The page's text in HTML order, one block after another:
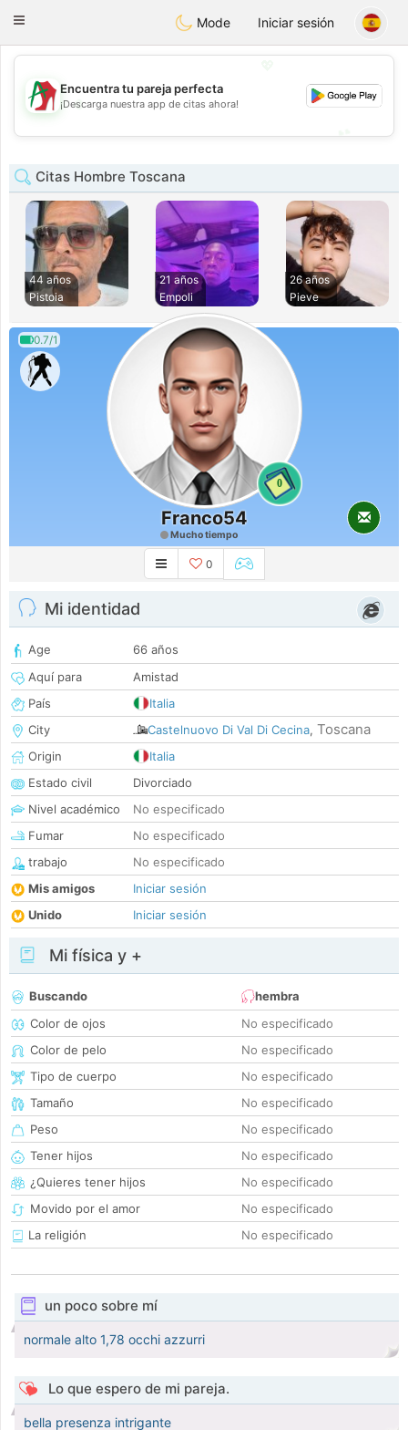
Amami Ora
Toggle
Mode Iniciar sesión
💖
💕
Encuentra tu pareja perfecta
¡Descarga nuestra app de citas ahora!
Citas Hombre Toscana
44 años
Pistoia
21 años
Empoli
26 años
Pieve
0.7/1
0
Franco54
Mucho tiempo
0
Mi identidad
Age
66 años
Aquí para
Amistad
País
Italia
City
Castelnuovo Di Val Di Cecina, Toscana
Origin
Italia
Estado civil
Divorciado
Nivel académico
No especificado
Fumar
No especificado
trabajo
No especificado
Mis amigos
Iniciar sesión
Unido
Iniciar sesión
Mi física y +
Buscando
hembra
Color de ojos
No especificado
Color de pelo
No especificado
Tipo de cuerpo
No especificado
Tamaño
No especificado
Peso
No especificado
Tener hijos
No especificado
¿Quieres tener hijos
No especificado
Movido por el amor
No especificado
La religión
No especificado
un poco sobre mí
normale alto 1,78 occhi azzurri
Lo que espero de mi pareja.
bella presenza intrigante